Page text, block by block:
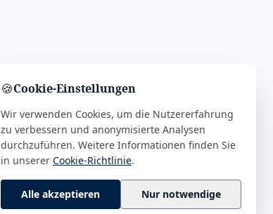
🍪Cookie-Einstellungen
Wir verwenden Cookies, um die Nutzererfahrung
zu verbessern und anonymisierte Analysen
durchzuführen. Weitere Informationen finden Sie
in unserer Cookie-Richtlinie.
Alle akzeptieren Nur notwendige